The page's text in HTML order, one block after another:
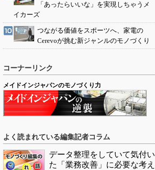
「あったらいいな」を実現しちゃうメ
イカーズ
つながる価値をスポーツへ、家電の
Cerevoが挑む新ジャンルのモノづくり
コーナーリンク
メイドインジャパンのモノづくり力
よく読まれている編集記者コラム
データ整理をしていて気付い
た「業務改善」に必要な考え